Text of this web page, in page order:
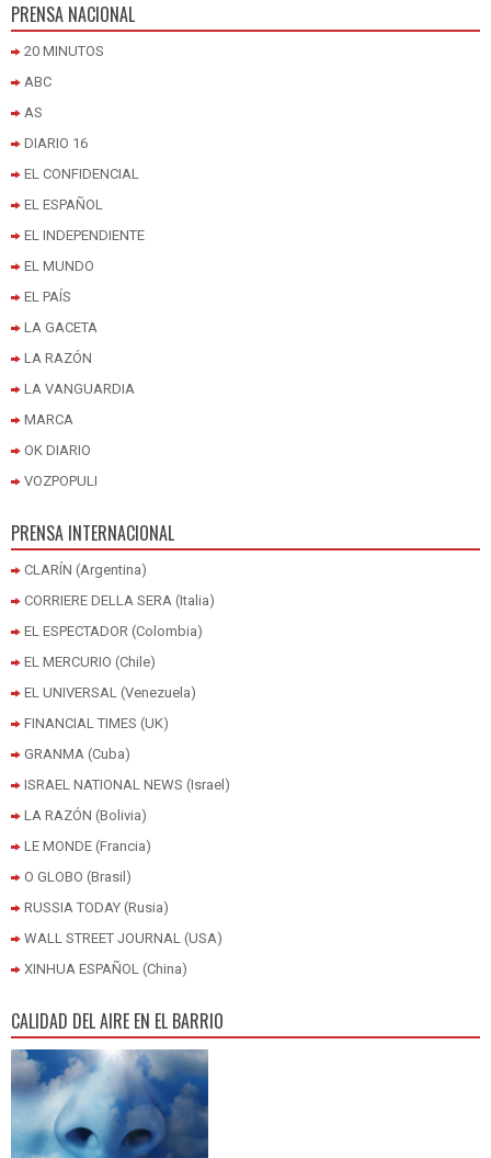
PRENSA NACIONAL
20 MINUTOS
ABC
AS
DIARIO 16
EL CONFIDENCIAL
EL ESPAÑOL
EL INDEPENDIENTE
EL MUNDO
EL PAÍS
LA GACETA
LA RAZÓN
LA VANGUARDIA
MARCA
OK DIARIO
VOZPOPULI
PRENSA INTERNACIONAL
CLARÍN (Argentina)
CORRIERE DELLA SERA (Italia)
EL ESPECTADOR (Colombia)
EL MERCURIO (Chile)
EL UNIVERSAL (Venezuela)
FINANCIAL TIMES (UK)
GRANMA (Cuba)
ISRAEL NATIONAL NEWS (Israel)
LA RAZÓN (Bolivia)
LE MONDE (Francia)
O GLOBO (Brasil)
RUSSIA TODAY (Rusia)
WALL STREET JOURNAL (USA)
XINHUA ESPAÑOL (China)
CALIDAD DEL AIRE EN EL BARRIO